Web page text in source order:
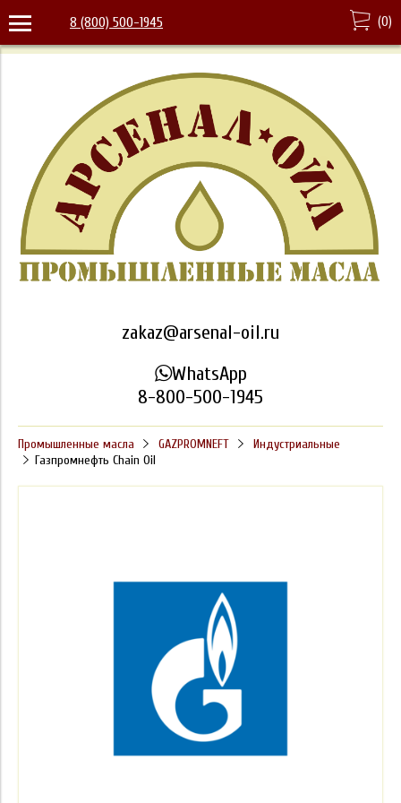
8 (800) 500-1945 (0)
zakaz@arsenal-oil.ru
WhatsApp
8-800-500-1945
Промышленные масла GAZPROMNEFT
Индустриальные
Газпромнефть Chain Oil